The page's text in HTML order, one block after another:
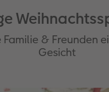
Familie & Freunden
Gesicht